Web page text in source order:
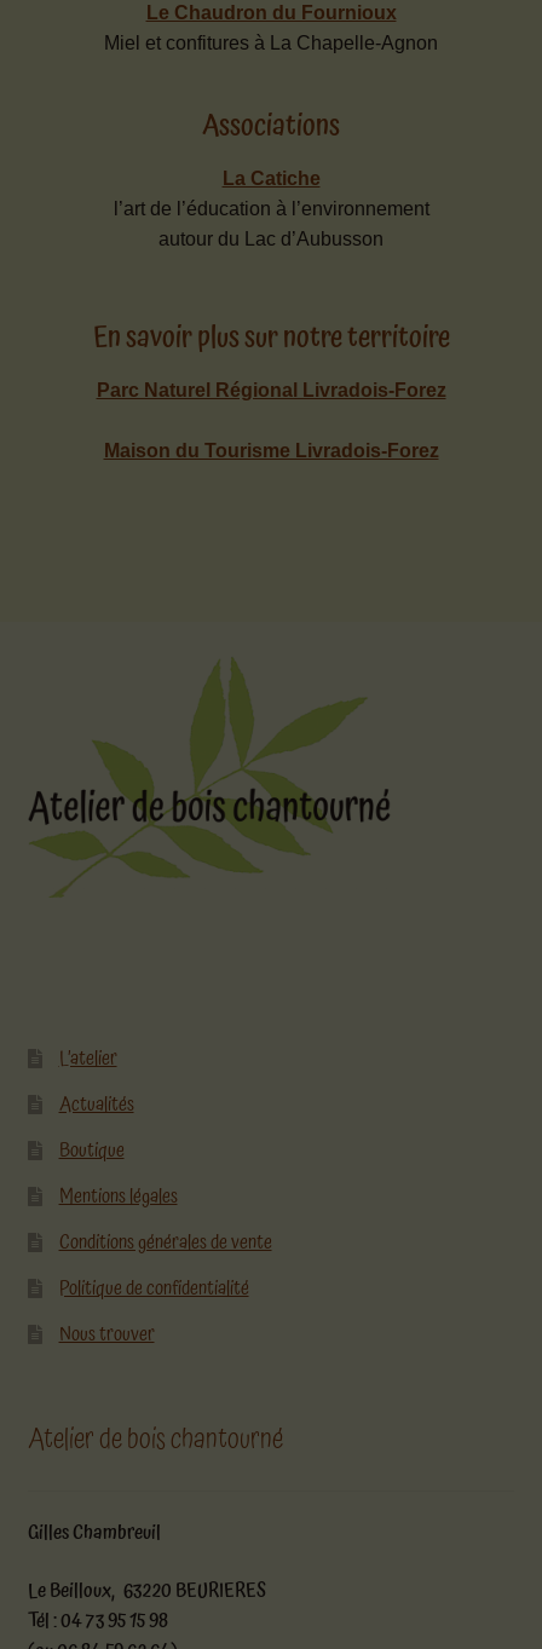
Le Chaudron du Fournioux
Miel et confitures à La Chapelle-Agnon
Associations
La Catiche
l’art de l’éducation à l’environnement
autour du Lac d’Aubusson
En savoir plus sur notre territoire
Parc Naturel Régional Livradois-Forez
Maison du Tourisme Livradois-Forez
L’atelier
Actualités
Boutique
Mentions légales
Conditions générales de vente
Politique de confidentialité
Nous trouver
Atelier de bois chantourné
Gilles Chambreuil
Le Beilloux, 63220 BEURIERES
Tél : 04 73 95 15 98